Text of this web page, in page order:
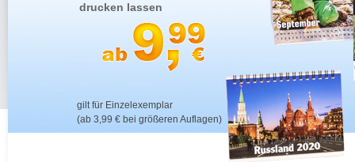
drucken lassen
gilt für Einzelexemplar
(ab 3,99 € bei größeren Auflagen)